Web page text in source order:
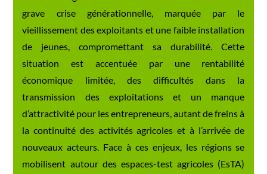
grave crise générationnelle, marquée par le
vieillissement des exploitants et une faible installation
de jeunes, compromettant sa durabilité. Cette
situation est accentuée par une rentabilité
économique limitée, des difficultés dans la
transmission des exploitations et un manque
d’attractivité pour les entrepreneurs, autant de freins à
la continuité des activités agricoles et à l’arrivée de
nouveaux acteurs. Face à ces enjeux, les régions se
mobilisent autour des espaces-test agricoles (EsTA)